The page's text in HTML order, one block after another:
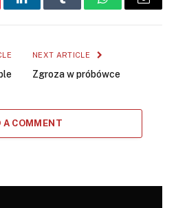
LinkedInTumblr WhatsAppEmail
NEXT ARTICLE
Zgroza w próbówce
A COMMENT